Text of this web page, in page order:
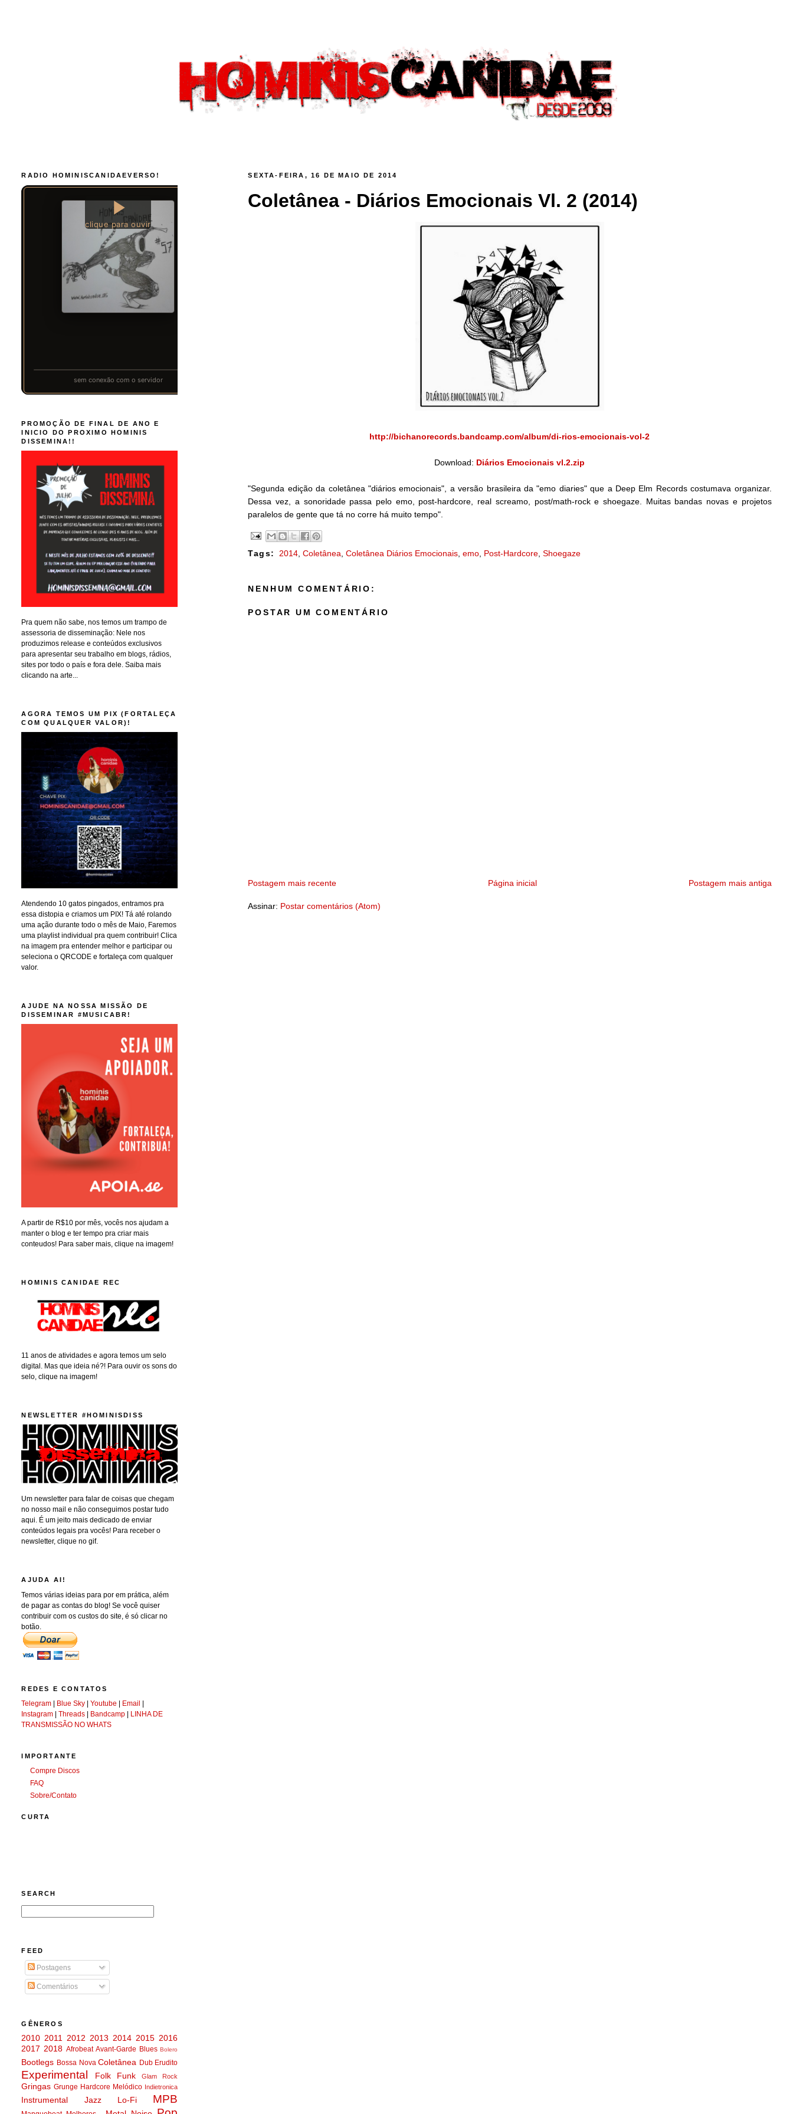
SEXTA-FEIRA, 16 DE MAIO DE 2014
Coletânea - Diários Emocionais Vl. 2 (2014)
http://bichanorecords.bandcamp.com/album/di-rios-emocionais-vol-2
Download: Diários Emocionais vl.2.zip
"Segunda edição da coletânea "diários emocionais", a versão brasileira da "emo diaries" que a Deep Elm Records costumava organizar.
Dessa vez, a sonoridade passa pelo emo, post-hardcore, real screamo, post/math-rock e shoegaze. Muitas bandas novas e projetos
paralelos de gente que tá no corre há muito tempo".
Tags: 2014,Coletânea,Coletânea Diários Emocionais,emo, Post-Hardcore,Shoegaze
NENHUM COMENTÁRIO:
POSTAR UM COMENTÁRIO
Postagem mais recente Postagem mais antiga
Página inicial
Assinar: Postar comentários (Atom)
RADIO HOMINISCANIDAEVERSO!
PROMOÇÃO DE FINAL DE ANO E
INICIO DO PROXIMO HOMINIS
DISSEMINA!!
Pra quem não sabe, nos temos um trampo de
assessoria de disseminação: Nele nos
produzimos release e conteúdos exclusivos
para apresentar seu trabalho em blogs, rádios,
sites por todo o país e fora dele. Saiba mais
clicando na arte...
AGORA TEMOS UM PIX (FORTALEÇA
COM QUALQUER VALOR)!
Atendendo 10 gatos pingados, entramos pra
essa distopia e criamos um PIX! Tá até rolando
uma ação durante todo o mês de Maio, Faremos
uma playlist individual pra quem contribuir! Clica
na imagem pra entender melhor e participar ou
seleciona o QRCODE e fortaleça com qualquer
valor.
AJUDE NA NOSSA MISSÃO DE
DISSEMINAR #MUSICABR!
A partir de R$10 por mês, vocês nos ajudam a
manter o blog e ter tempo pra criar mais
conteudos! Para saber mais, clique na imagem!
HOMINIS CANIDAE REC
11 anos de atividades e agora temos um selo
digital. Mas que ideia né?! Para ouvir os sons do
selo, clique na imagem!
NEWSLETTER #HOMINISDISS
Um newsletter para falar de coisas que chegam
no nosso mail e não conseguimos postar tudo
aqui. É um jeito mais dedicado de enviar
conteúdos legais pra vocês! Para receber o
newsletter, clique no gif.
AJUDA AI!
Temos várias ideias para por em prática, além
de pagar as contas do blog! Se você quiser
contribuir com os custos do site, é só clicar no
botão.
REDES E CONTATOS
Telegram | Blue Sky |Youtube | Email |
Instagram |Threads | Bandcamp | LINHA DE
TRANSMISSÃO NO WHATS
IMPORTANTE
Compre Discos
FAQ
Sobre/Contato
CURTA
SEARCH
FEED
Postagens
Comentários
GÊNEROS
2010 2011 2012 2013 2014 2015 2016
2017 2018 Afrobeat Avant-Garde Blues Bolero
Bootlegs Bossa Nova Coletânea Dub Erudito
Experimental Folk Funk Glam Rock
Gringas Grunge Hardcore Melódico Indietronica
Instrumental Jazz Lo-Fi MPB